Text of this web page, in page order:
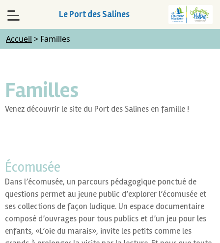
Le Port des Salines
Accueil > Familles
Familles
Venez découvrir le site du Port des Salines en famille !
Écomusée
Dans l’écomusée, un parcours pédagogique ponctué de
questions permet au jeune public d’explorer l’écomusée et
ses collections de façon ludique. Un espace documentaire
composé d’ouvrages pour tous publics et d’un jeu pour les
enfants, «L’oie du marais», invite les petits comme les